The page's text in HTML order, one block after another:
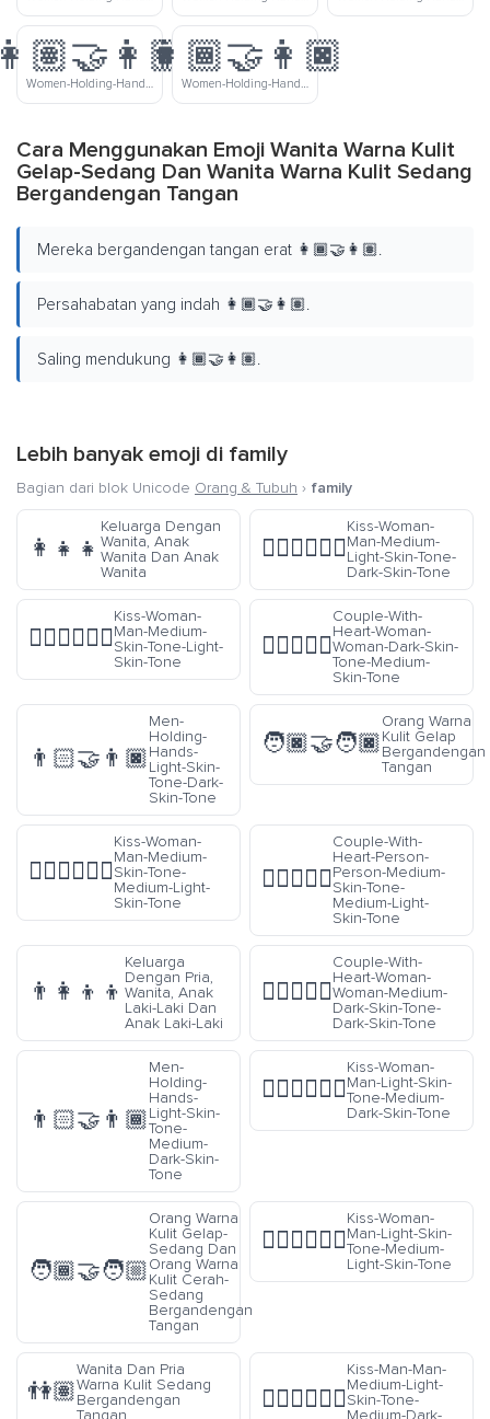
Women-Holding-Hands-Medium-Skin-Tone-Dark-Skin-Tone
👩🏾‍🤝‍👩🏿
Women-Holding-Hands-Medium-Dark-Skin-Tone-Dark-Skin-Tone
Cara Menggunakan Emoji Wanita Warna Kulit
Gelap-Sedang Dan Wanita Warna Kulit Sedang
Bergandengan Tangan
Mereka bergandengan tangan erat 👩🏾‍🤝‍👩🏽.
Persahabatan yang indah 👩🏾‍🤝‍👩🏽.
Saling mendukung 👩🏾‍🤝‍👩🏽.
Lebih banyak emoji di family
Bagian dari blok Unicode Orang & Tubuh › family
👩‍👧‍👧
Keluarga Dengan
Wanita, Anak
Wanita Dan Anak
Wanita
👩🏼‍❤️‍💋‍👨🏿
Kiss-Woman-
Man-Medium-
Light-Skin-Tone-
Dark-Skin-Tone
👩🏽‍❤️‍💋‍👨🏻
Kiss-Woman-
Man-Medium-
Skin-Tone-Light-
Skin-Tone
👩🏿‍❤️‍👩🏽
Couple-With-
Heart-Woman-
Woman-Dark-Skin-
Tone-Medium-
Skin-Tone
👨🏻‍🤝‍👨🏿
Men-
Holding-
Hands-
Light-Skin-
Tone-Dark-
Skin-Tone
🧑🏿‍🤝‍🧑🏿
Orang Warna
Kulit Gelap
Bergandengan
Tangan
👩🏽‍❤️‍💋‍👨🏼
Kiss-Woman-
Man-Medium-
Skin-Tone-
Medium-Light-
Skin-Tone
🧑🏽‍❤️‍🧑🏼
Couple-With-
Heart-Person-
Person-Medium-
Skin-Tone-
Medium-Light-
Skin-Tone
👨‍👩‍👦‍👦
Keluarga
Dengan Pria,
Wanita, Anak
Laki-Laki Dan
Anak Laki-Laki
👩🏾‍❤️‍👩🏿
Couple-With-
Heart-Woman-
Woman-Medium-
Dark-Skin-Tone-
Dark-Skin-Tone
👨🏻‍🤝‍👨🏾
Men-
Holding-
Hands-
Light-Skin-
Tone-
Medium-
Dark-Skin-
Tone
👩🏻‍❤️‍💋‍👨🏾
Kiss-Woman-
Man-Light-Skin-
Tone-Medium-
Dark-Skin-Tone
🧑🏾‍🤝‍🧑🏼
Orang Warna
Kulit Gelap-
Sedang Dan
Orang Warna
Kulit Cerah-
Sedang
Bergandengan
Tangan
👩🏻‍❤️‍💋‍👨🏼
Kiss-Woman-
Man-Light-Skin-
Tone-Medium-
Light-Skin-Tone
👫🏽
Wanita Dan Pria
Warna Kulit Sedang
Bergandengan
Tangan
👨🏼‍❤️‍💋‍👨🏾
Kiss-Man-Man-
Medium-Light-
Skin-Tone-
Medium-Dark-